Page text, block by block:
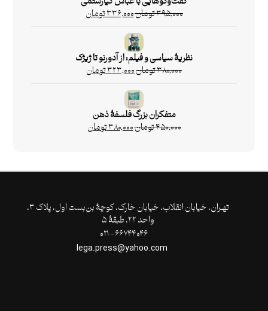
۳۹۵,۰۰۰تومان۳۳۶,۰۰۰تومان
نظریۀ سیاسی و فیلم: از آدورنو تا ژیژک
۳۸۰,۰۰۰تومان۳۲۳,۰۰۰تومان
متفکران بزرگ فلسفۀ ذهن
۴۵۰,۰۰۰تومان۳۸۰,۰۰۰تومان
تهـران،‌ خیابان انقلاب، خیابان خارک، کوچۀ بن‌بست اول، پلاک ۳،
واحد ۲۲، طبقۀ ۵